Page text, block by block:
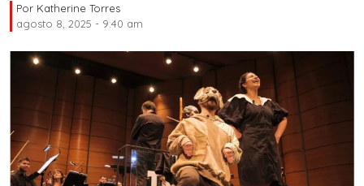
Por Katherine Torres
agosto 8, 2025 - 9:40 am